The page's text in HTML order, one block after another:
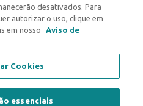
desativados. Para
autorizar o uso, clique em
em nosso
Aviso de
Cookies
essenciais